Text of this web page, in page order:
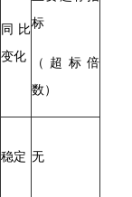
同比
变化
标
（超标倍
数）
稳定 无